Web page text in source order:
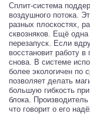
Сплит-система
воздушного потока.
разных плоскостях,
сквозняков. Ещё одна
перезапуск. Если
восстановит работу
снова. В системе
более экологичен по
позволяет делать
большую гибкость
блока.
что говорит о его